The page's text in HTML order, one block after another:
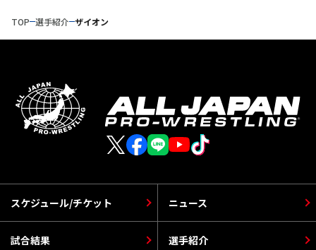
TOP 選手紹介 ザイオン
スケジュール/チケット
選手紹介
ニュース
試合結果